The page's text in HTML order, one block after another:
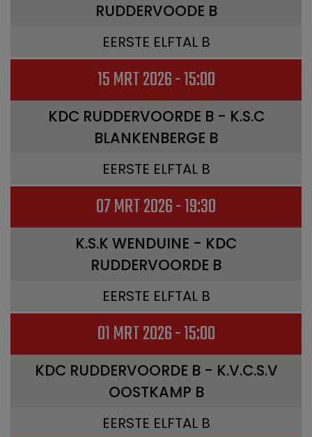
RUDDERVOODE B
EERSTE ELFTAL B
15 MRT 2026 - 15:00
KDC RUDDERVOORDE B - K.S.C
BLANKENBERGE B
EERSTE ELFTAL B
07 MRT 2026 - 19:30
K.S.K WENDUINE - KDC
RUDDERVOORDE B
EERSTE ELFTAL B
01 MRT 2026 - 15:00
KDC RUDDERVOORDE B - K.V.C.S.V
OOSTKAMP B
EERSTE ELFTAL B